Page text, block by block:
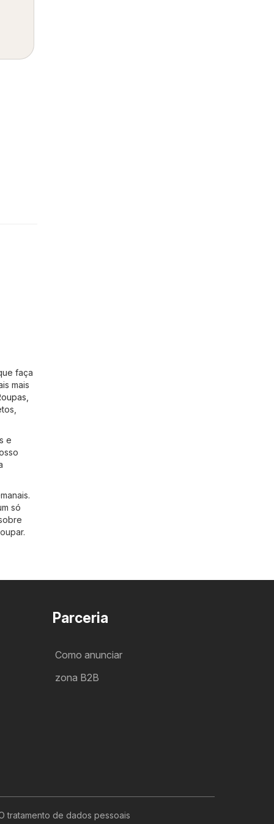
faça
mais
e
só
Parceria
Como anunciar
zona B2B
tratamento de dados pessoais